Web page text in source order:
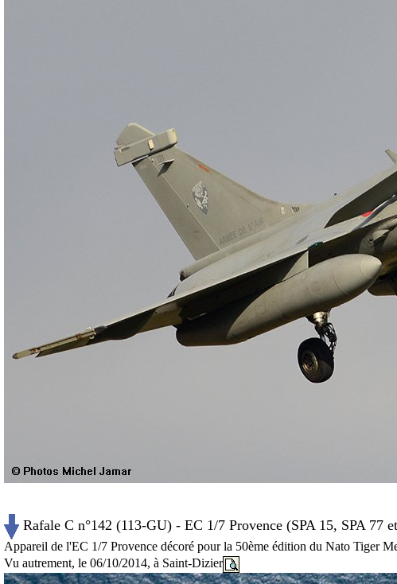
Rafale C n°142 (113-GU) - EC 1/7 Provence (SPA 15, SPA 77
Appareil de l'EC 1/7 Provence décoré pour la 50ème édition du Nato Tiger
Vu autrement, le 06/10/2014, à Saint-Dizier